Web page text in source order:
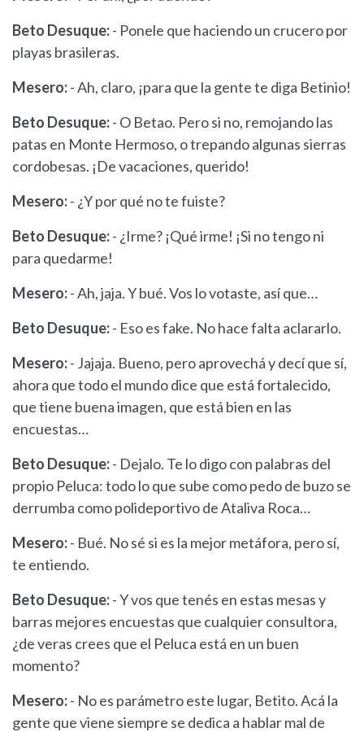
Beto Desuque:- Ponele que haciendo un crucero por
playas brasileras.
Mesero:- Ah, claro, ¡para que la gente te diga Betinio!
Beto Desuque:- O Betao. Pero si no, remojando las
patas en Monte Hermoso, o trepando algunas sierras
cordobesas. ¡De vacaciones, querido!
Mesero:- ¿Y por qué no te fuiste?
Beto Desuque:- ¿Irme? ¡Qué irme! ¡Si no tengo ni
para quedarme!
Mesero:- Ah, jaja. Y bué. Vos lo votaste, así que…
Beto Desuque:- Eso es fake. No hace falta aclararlo.
Mesero:- Jajaja. Bueno, pero aprovechá y decí que sí,
ahora que todo el mundo dice que está fortalecido,
que tiene buena imagen, que está bien en las
encuestas…
Beto Desuque:- Dejalo. Te lo digo con palabras del
propio Peluca: todo lo que sube como pedo de buzo se
derrumba como polideportivo de Ataliva Roca…
Mesero:- Bué. No sé si es la mejor metáfora, pero sí,
te entiendo.
Beto Desuque:- Y vos que tenés en estas mesas y
barras mejores encuestas que cualquier consultora,
¿de veras crees que el Peluca está en un buen
momento?
Mesero:- No es parámetro este lugar, Betito. Acá la
gente que viene siempre se dedica a hablar mal de